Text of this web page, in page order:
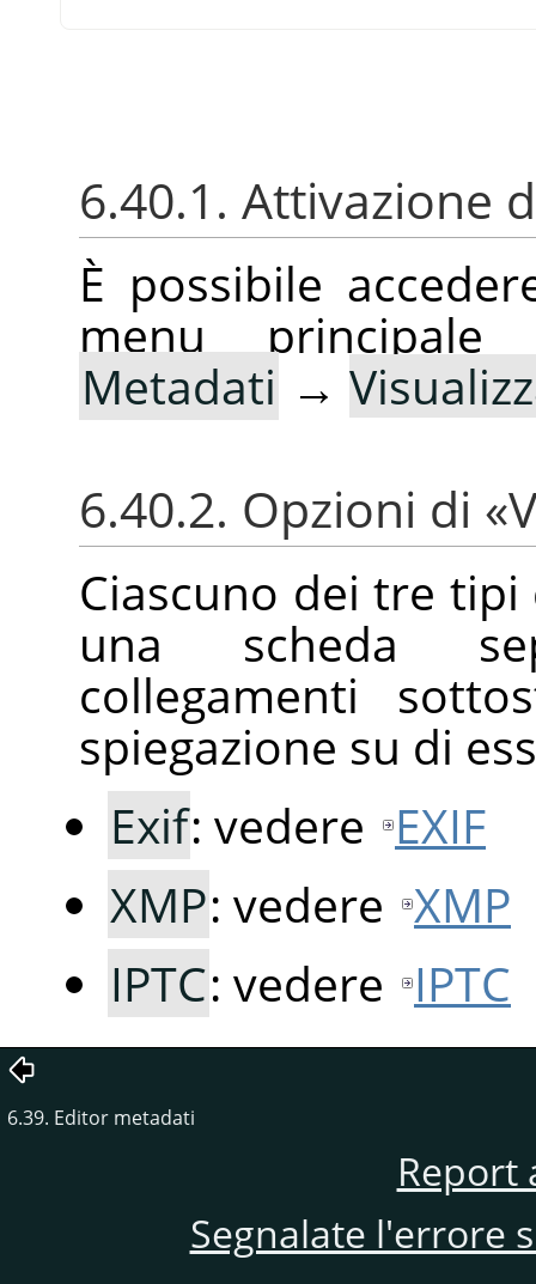
6.40.1. Attivazione
È possibile
menu
Metadati →
6.40.2. Opzioni di «
Ciascuno dei tre
una scheda
collegamenti
spiegazione su di
Exif: vedere EXIF
XMP: vedere XMP
IPTC: vedere IPTC
6.39. Editor metadati
Report
Segnalate l'errore